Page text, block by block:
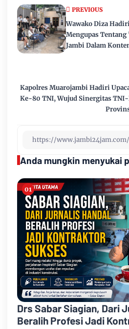
Kapolres Muarojambi Hadiri
Ke-80 TNI, Wujud Sinergitas
PREVIOUS
Wawako Diza
Mengupas Tentang
Jambi Dalam
Anda mungkin menyukai
Drs Sabar Siagian, Dari
Beralih Profesi Jadi